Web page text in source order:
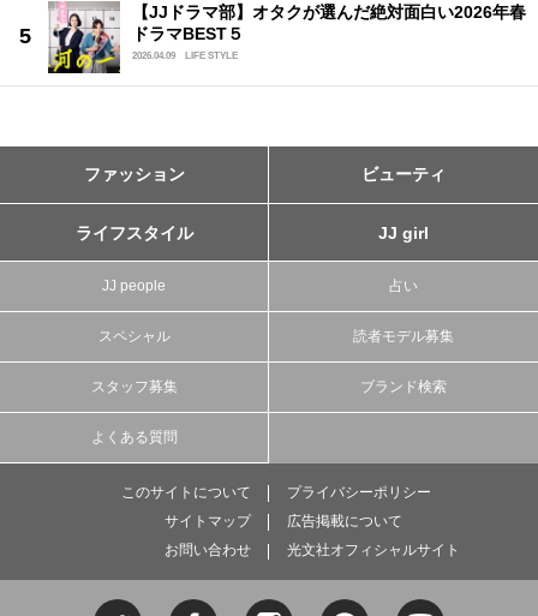
【JJドラマ部】オタクが選んだ絶対面白い2026年春
ドラマBEST５
2026.04.09 LIFE STYLE
ファッション ビューティ
ライフスタイル JJ girl
JJ people 占い
スペシャル 読者モデル募集
スタッフ募集 ブランド検索
よくある質問
このサイトについて
プライバシーポリシー
サイトマップ
広告掲載について
お問い合わせ
光文社オフィシャルサイト